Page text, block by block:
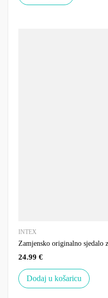
INTEX
Zamjensko originalno sjedalo
24.99 €
Dodaj u košaricu